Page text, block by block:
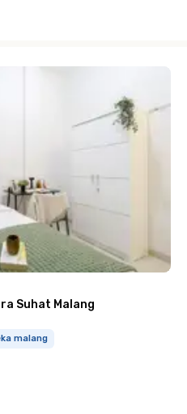
Suhat Malang
malang